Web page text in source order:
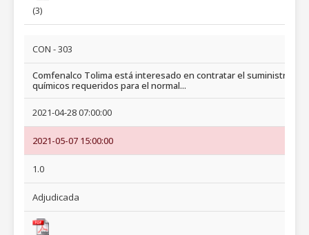
(3)
CON - 303
Comfenalco Tolima está interesado en contratar el suministro de
químicos requeridos para el normal...
2021-04-28 07:00:00
2021-05-07 15:00:00
1.0
Adjudicada